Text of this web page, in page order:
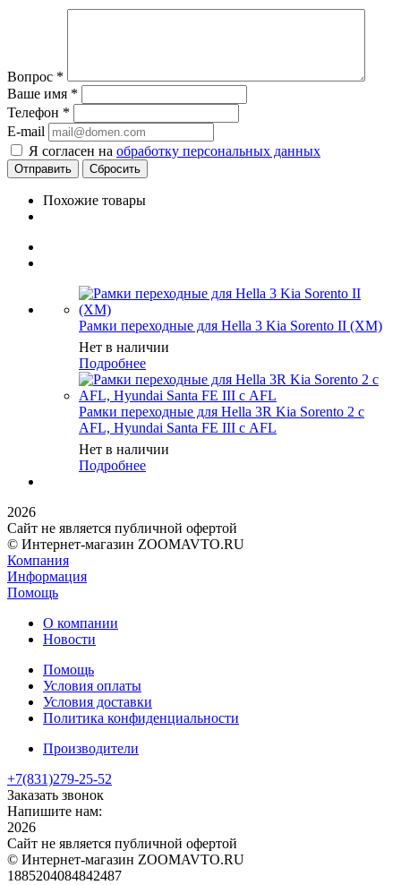
Вопрос *
Ваше имя *
Телефон *
E-mail
Я согласен на обработку персональных данных
Сбросить
Похожие товары
Рамки переходные для Hella 3 Kia Sorento II (XM)
Нет в наличии
Подробнее
Рамки переходные для Hella 3R Kia Sorento 2 c
AFL, Hyundai Santa FE III с AFL
Нет в наличии
Подробнее
2026
Сайт не является публичной офертой
© Интернет-магазин ZOOMAVTO.RU
Компания
Информация
Помощь
О компании
Новости
Помощь
Условия оплаты
Условия доставки
Политика конфиденциальности
Производители
+7(831)279-25-52
Заказать звонок
Напишите нам:
2026
Сайт не является публичной офертой
© Интернет-магазин ZOOMAVTO.RU
1885204084842487